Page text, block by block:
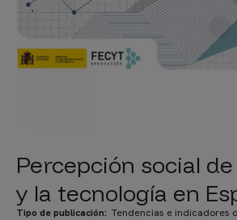
Percepción social
y la tecnología en
Tipo de publicación Tendencias e indicadores